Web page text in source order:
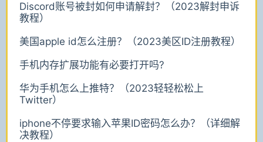
Discord账号被封如何申请解封？（2023解封申诉
教程）
美国apple id怎么注册？（2023美区ID注册教程）
手机内存扩展功能有必要打开吗?
华为手机怎么上推特？（2023轻轻松松上
Twitter）
iphone不停要求输入苹果ID密码怎么办？（详细解
决教程）